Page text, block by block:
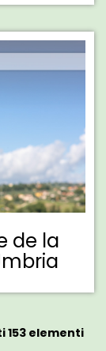
de la
153 elementi